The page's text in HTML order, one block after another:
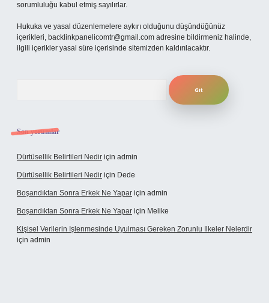
sorumluluğu kabul etmiş sayılırlar.
Hukuka ve yasal düzenlemelere aykırı olduğunu düşündüğünüz
içerikleri, backlinkpanelicomtr@gmail.com adresine bildirmeniz halinde,
ilgili içerikler yasal süre içerisinde sitemizden kaldırılacaktır.
Son yorumlar
Dürtüsellik Belirtileri Nedir için admin
Dürtüsellik Belirtileri Nedir için Dede
Boşandıktan Sonra Erkek Ne Yapar için admin
Boşandıktan Sonra Erkek Ne Yapar için Melike
Kişisel Verilerin Işlenmesinde Uyulması Gereken Zorunlu Ilkeler Nelerdir
için admin